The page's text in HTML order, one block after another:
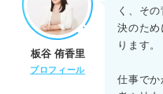
板谷 侑香里
プロフィール
く、そ
決のため
ります。
仕事でか
例文②分析力
例文③客観的に判断する力
例文④共感性を持って考